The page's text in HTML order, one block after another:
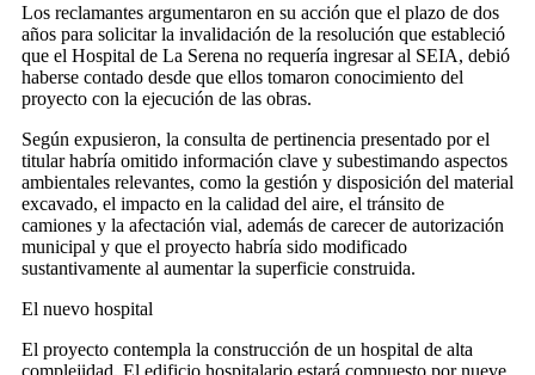
Los reclamantes argumentaron en su acción que el plazo de dos
años para solicitar la invalidación de la resolución que estableció
que el Hospital de La Serena no requería ingresar al SEIA, debió
haberse contado desde que ellos tomaron conocimiento del
proyecto con la ejecución de las obras.
Según expusieron, la consulta de pertinencia presentado por el
titular habría omitido información clave y subestimando aspectos
ambientales relevantes, como la gestión y disposición del material
excavado, el impacto en la calidad del aire, el tránsito de
camiones y la afectación vial, además de carecer de autorización
municipal y que el proyecto habría sido modificado
sustantivamente al aumentar la superficie construida.
El nuevo hospital
El proyecto contempla la construcción de un hospital de alta
complejidad. El edificio hospitalario estará compuesto por nueve